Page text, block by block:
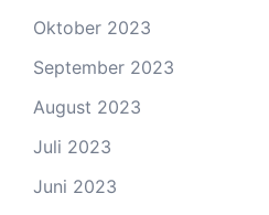
Oktober 2023
September 2023
August 2023
Juli 2023
Juni 2023